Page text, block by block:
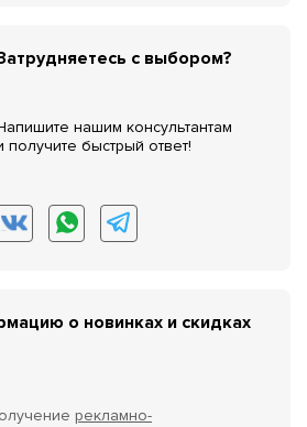
с выбором?
нашим консультантам
получите быстрый ответ!
о новинках и скидках
рекламно-